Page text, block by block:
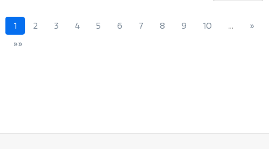
1 2 3 4 5 6 7 8 9 10 …
»
»»